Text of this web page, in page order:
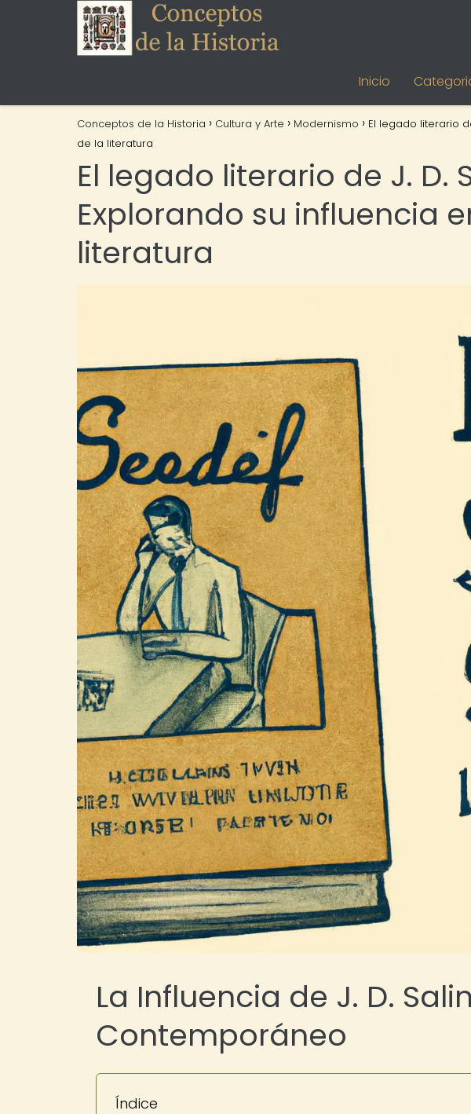
Inicio
Conceptos de la Historia Cultura y Arte Modernismo
El legado literario
de la literatura
El legado literario de J. D.
Explorando su influencia
literatura
La Influencia de J. D.
Contemporáneo
Índice